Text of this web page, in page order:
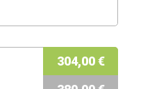
304,00 €